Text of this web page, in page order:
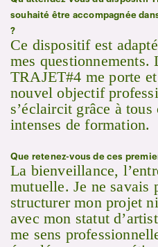
souhaité être accompagnée
?
Ce dispositif est
mes questionnements.
TRAJET#4 me porte
nouvel objectif
s’éclaircit grâce à
intenses de formation.
Que retenez-vous de ces
La bienveillance,
mutuelle. Je ne savais
structurer mon projet
avec mon statut
me sens